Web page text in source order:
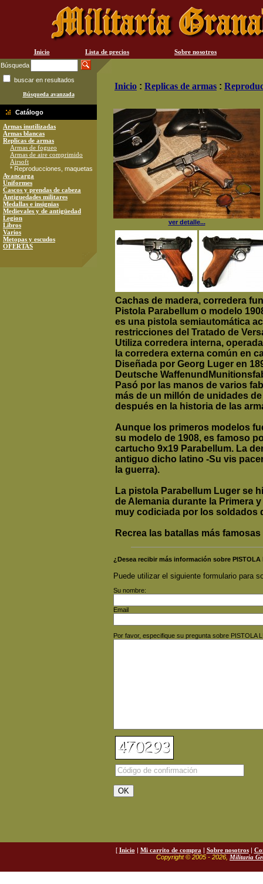
Inicio Lista de precios
Sobre nosotros
Búsqueda
buscar en resultados
Búsqueda avanzada
Catálogo
Armas inutilizadas
Armas blancas
Replicas de armas
Armas de fogueo
Armas de aire comprimido
Airsoft
* Reproducciones, maquetas
Avancarga
Uniformes
Cascos y prendas de cabeza
Antiguedades militares
Medallas e insignias
Medievales y de antigüedad
Legion
Libros
Varios
Metopas y escudos
OFERTAS
Inicio : Replicas de armas :
ver detalle...
Cachas de madera, corredera
Pistola Parabellum o modelo
es una pistola semiautomática
restricciones del Tratado de
Utiliza corredera interna,
la corredera externa común en
Diseñada por Georg Luger en
Deutsche
Pasó por las manos de varios
más de un millón de unidades
después en la historia de las
Aunque los primeros modelos
su modelo de 1908, es famoso
cartucho 9x19 Parabellum. La
antiguo dicho latino -Su vis
la guerra).
La pistola Parabellum Luger se
de Alemania durante la Primera
muy codiciada por los soldados
Recrea las batallas más
¿Desea recibir más información sobre PISTOLA
Puede utilizar el siguiente formulario para
Su nombre:
Email
Por favor, especifique su pregunta sobre PISTOLA
[ Inicio | Mi carrito de compra | Sobre nosotros|
Copyright © 2005 - 2026, Militaria